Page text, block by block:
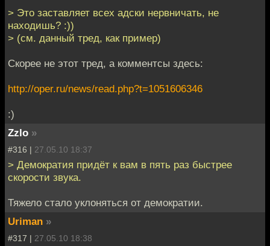
> Это заставляет всех адски нервничать, не
находишь? :))
> (см. данный тред, как пример)
Скорее не этот тред, а комментсы здесь:
http://oper.ru/news/read.php?t=1051606346
:)
Zzlo »
#316 | 27.05.10 18:37
> Демократия придёт к вам в пять раз быстрее
скорости звука.
Тяжело стало уклоняться от демократии.
Uriman »
#317 | 27.05.10 18:38